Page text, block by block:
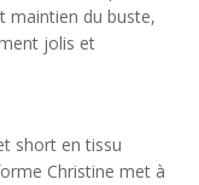
maintien du buste,
jolis et
short en tissu
Christine met à